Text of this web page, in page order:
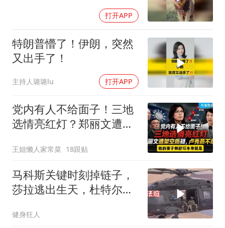
打开APP
特朗普懵了！伊朗，突然
又出手了！
主持人璐璐lu 打开APP
党内有人不给面子！三地
选情亮红灯？郑丽文遭架
一起来听听
王姐懒人家常菜 18跟贴
马科斯关键时刻掉链子，
莎拉逃出生天，杜特尔特
健身狂人